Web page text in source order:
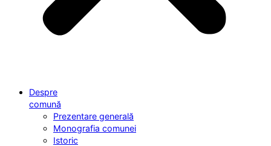
Despre
comună
Prezentare generală
Monografia comunei
Istoric